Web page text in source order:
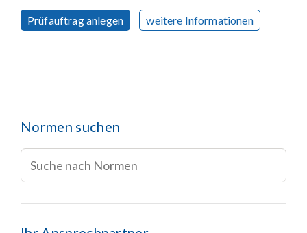
Prüfauftrag anlegen weitere Informationen
Normen suchen